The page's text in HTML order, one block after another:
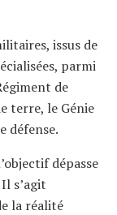
issus de
parmi
de
terre, le Génie
défense.
dépasse
s’agit
la réalité